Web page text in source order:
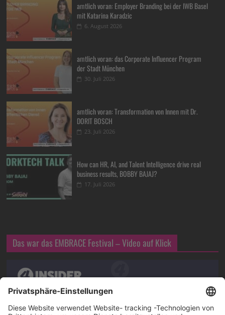
amtlich voran: Employer Branding bei der IWB Basel
mit Katarina Karadzic
6. August 2026
amtlich voran: das Corporate Influencer Program
der Stadt München
30. Juli 2026
amtlich voran: Transformation von Innen mit Dr.
DORIT BOSCH
23. Juli 2026
How can HR, AI, and Talent Intelligence drive real
business results, BOBBY BAJAJ?
17. Juli 2026
Das war das EMBRACE Festival – Video auf Klick